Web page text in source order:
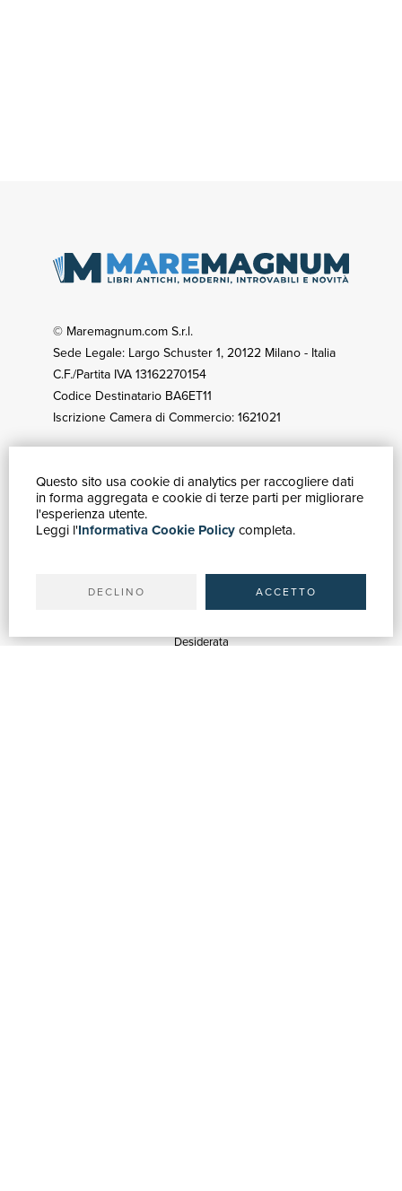
Questo sito usa cookie di analytics per raccogliere dati
in forma aggregata e cookie di terze parti per migliorare
l'esperienza utente.
Leggi l'Informativa Cookie Policycompleta.
DECLINO ACCETTO
© Maremagnum.com S.r.l.
Sede Legale: Largo Schuster 1, 20122 Milano - Italia
C.F./Partita IVA 13162270154
Codice Destinatario BA6ET11
Iscrizione Camera di Commercio: 1621021
GUIDA ACQUISTI
Ricerca avanzata
Spedizioni
Desiderata